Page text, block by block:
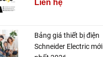
Liên hệ
Bảng giá thiết bị điện
Schneider Electric mới